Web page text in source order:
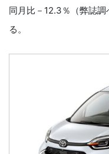
同月比－12.3％（弊誌
る。